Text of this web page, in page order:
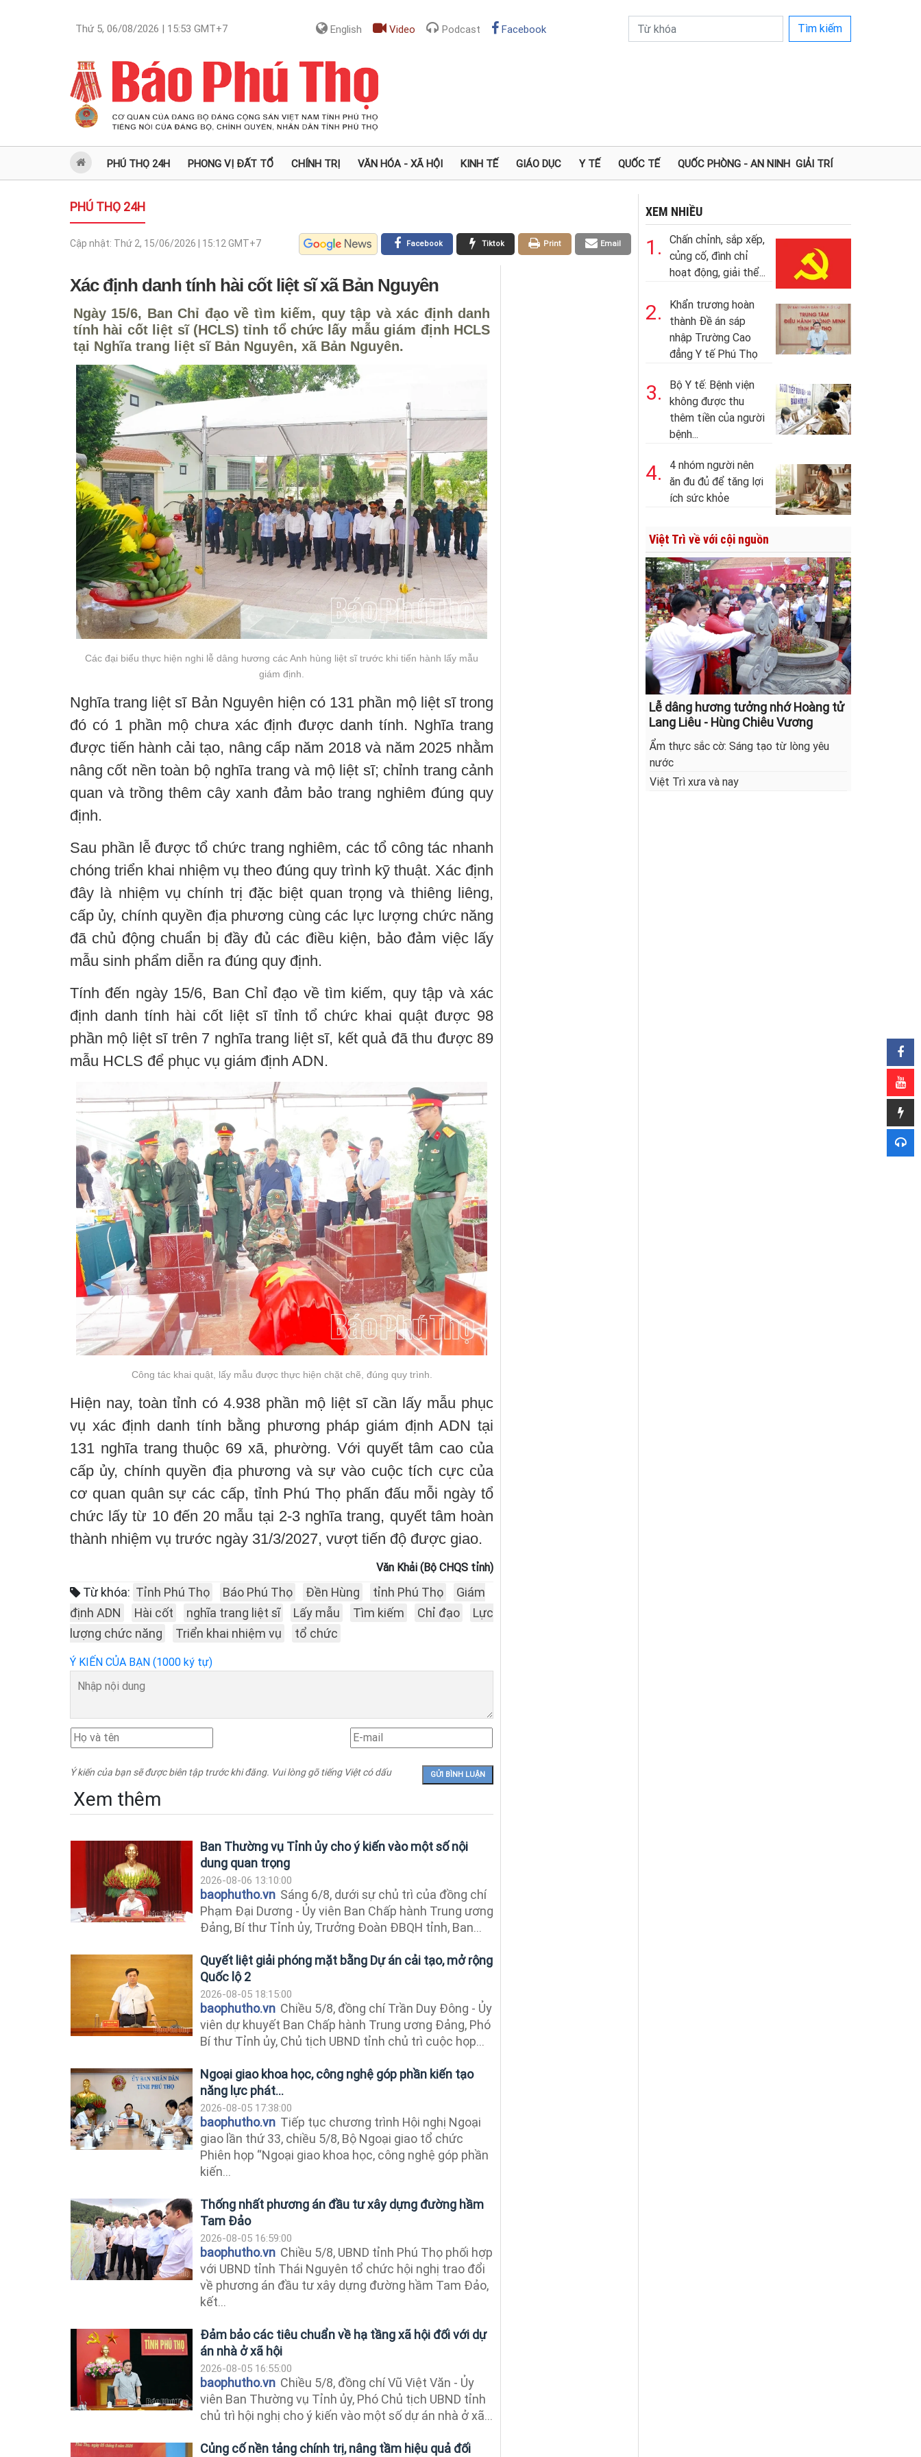
Thứ 5, 06/08/2026 | 15:53 GMT+7 English Video Podcast Facebook Tìm kiếm
PHÚ THỌ 24H PHONG VỊ ĐẤT TỔ CHÍNH TRỊ VĂN HÓA - XÃ HỘI KINH TẾ GIÁO DỤC Y TẾ QUỐC TẾ QUỐC PHÒNG - AN NINH GIẢI TRÍ
PHÚ THỌ 24H
Cập nhật: Thứ 2, 15/06/2026 | 15:12 GMT+7 Email
Print
Tiktok
Facebook
Xác định danh tính hài cốt liệt sĩ xã Bản Nguyên
Ngày 15/6, Ban Chỉ đạo về tìm kiếm, quy tập và xác định danh
tính hài cốt liệt sĩ (HCLS) tỉnh tổ chức lấy mẫu giám định HCLS
tại Nghĩa trang liệt sĩ Bản Nguyên, xã Bản Nguyên.
Các đại biểu thực hiện nghi lễ dâng hương các Anh hùng liệt sĩ trước khi tiến hành lấy mẫu
giám định.
Nghĩa trang liệt sĩ Bản Nguyên hiện có 131 phần mộ liệt sĩ trong
đó có 1 phần mộ chưa xác định được danh tính. Nghĩa trang
được tiến hành cải tạo, nâng cấp năm 2018 và năm 2025 nhằm
nâng cốt nền toàn bộ nghĩa trang và mộ liệt sĩ; chỉnh trang cảnh
quan và trồng thêm cây xanh đảm bảo trang nghiêm đúng quy
định.
Sau phần lễ được tổ chức trang nghiêm, các tổ công tác nhanh
chóng triển khai nhiệm vụ theo đúng quy trình kỹ thuật. Xác định
đây là nhiệm vụ chính trị đặc biệt quan trọng và thiêng liêng,
cấp ủy, chính quyền địa phương cùng các lực lượng chức năng
đã chủ động chuẩn bị đầy đủ các điều kiện, bảo đảm việc lấy
mẫu sinh phẩm diễn ra đúng quy định.
Tính đến ngày 15/6, Ban Chỉ đạo về tìm kiếm, quy tập và xác
định danh tính hài cốt liệt sĩ tỉnh tổ chức khai quật được 98
phần mộ liệt sĩ trên 7 nghĩa trang liệt sĩ, kết quả đã thu được 89
mẫu HCLS để phục vụ giám định ADN.
Công tác khai quật, lấy mẫu được thực hiện chặt chẽ, đúng quy trình.
Hiện nay, toàn tỉnh có 4.938 phần mộ liệt sĩ cần lấy mẫu phục
vụ xác định danh tính bằng phương pháp giám định ADN tại
131 nghĩa trang thuộc 69 xã, phường. Với quyết tâm cao của
cấp ủy, chính quyền địa phương và sự vào cuộc tích cực của
cơ quan quân sự các cấp, tỉnh Phú Thọ phấn đấu mỗi ngày tổ
chức lấy từ 10 đến 20 mẫu tại 2-3 nghĩa trang, quyết tâm hoàn
thành nhiệm vụ trước ngày 31/3/2027, vượt tiến độ được giao.
Văn Khải (Bộ CHQS tỉnh)
Từ khóa: Tỉnh Phú Thọ Báo Phú Thọ Đền Hùng tỉnh Phú Thọ
Giám
định ADN
Hài cốt nghĩa trang liệt sĩ Lấy mẫu Tìm kiếm Chỉ đạo
Lực
lượng chức năng
Triển khai nhiệm vụ tổ chức
Ý KIẾN CỦA BẠN (1000 ký tự)
Ý kiến của bạn sẽ được biên tập trước khi đăng. Vui lòng gõ tiếng Việt có dấu
Xem thêm
Ban Thường vụ Tỉnh ủy cho ý kiến vào một số nội
dung quan trọng
2026-08-06 13:10:00
baophutho.vn Sáng 6/8, dưới sự chủ trì của đồng chí
Phạm Đại Dương - Ủy viên Ban Chấp hành Trung ương
Đảng, Bí thư Tỉnh ủy, Trưởng Đoàn ĐBQH tỉnh, Ban...
Quyết liệt giải phóng mặt bằng Dự án cải tạo, mở rộng
Quốc lộ 2
2026-08-05 18:15:00
baophutho.vn Chiều 5/8, đồng chí Trần Duy Đông - Ủy
viên dự khuyết Ban Chấp hành Trung ương Đảng, Phó
Bí thư Tỉnh ủy, Chủ tịch UBND tỉnh chủ trì cuộc họp...
Ngoại giao khoa học, công nghệ góp phần kiến tạo
năng lực phát...
2026-08-05 17:38:00
baophutho.vn Tiếp tục chương trình Hội nghị Ngoại
giao lần thứ 33, chiều 5/8, Bộ Ngoại giao tổ chức
Phiên họp “Ngoại giao khoa học, công nghệ góp phần
kiến...
Thống nhất phương án đầu tư xây dựng đường hầm
Tam Đảo
2026-08-05 16:59:00
baophutho.vn Chiều 5/8, UBND tỉnh Phú Thọ phối hợp
với UBND tỉnh Thái Nguyên tổ chức hội nghị trao đổi
về phương án đầu tư xây dựng đường hầm Tam Đảo,
kết...
Đảm bảo các tiêu chuẩn về hạ tầng xã hội đối với dự
án nhà ở xã hội
2026-08-05 16:55:00
baophutho.vn Chiều 5/8, đồng chí Vũ Việt Văn - Ủy
viên Ban Thường vụ Tỉnh ủy, Phó Chủ tịch UBND tỉnh
chủ trì hội nghị cho ý kiến vào một số dự án nhà ở xã...
Củng cố nền tảng chính trị, nâng tầm hiệu quả đối
XEM NHIỀU
1.
Chấn chỉnh, sắp xếp,
củng cố, đình chỉ
hoạt động, giải thể...
2.
Khẩn trương hoàn
thành Đề án sáp
nhập Trường Cao
đẳng Y tế Phú Thọ
3.
Bộ Y tế: Bệnh viện
không được thu
thêm tiền của người
bệnh...
4.
4 nhóm người nên
ăn đu đủ để tăng lợi
ích sức khỏe
Việt Trì về với cội nguồn
Lễ dâng hương tưởng nhớ Hoàng tử
Lang Liêu - Hùng Chiêu Vương
Ẩm thực sắc cờ: Sáng tạo từ lòng yêu
nước
Việt Trì xưa và nay